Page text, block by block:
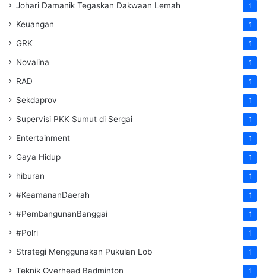
Johari Damanik Tegaskan Dakwaan Lemah 1
Keuangan 1
GRK 1
Novalina 1
RAD 1
Sekdaprov 1
Supervisi PKK Sumut di Sergai 1
Entertainment 1
Gaya Hidup 1
hiburan 1
#KeamananDaerah 1
#PembangunanBanggai 1
#Polri 1
Strategi Menggunakan Pukulan Lob 1
Teknik Overhead Badminton 1